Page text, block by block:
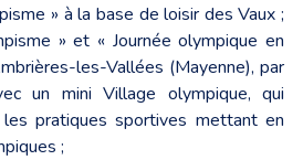
» à la base de loisir des Vaux ;
» et « Journée olympique en
les-Vallées (Mayenne), par
un mini Village olympique, qui
pratiques sportives mettant en
;